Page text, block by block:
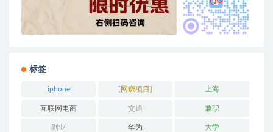
标签
iphone [网赚项目] 上海
互联网电商 交通 兼职
副业 华为 大学